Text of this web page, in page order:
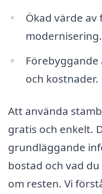
Ökad värde
modernisering.
och kostnader.
Att använda
gratis och enkelt.
grundläggande
bostad och vad
om resten. Vi